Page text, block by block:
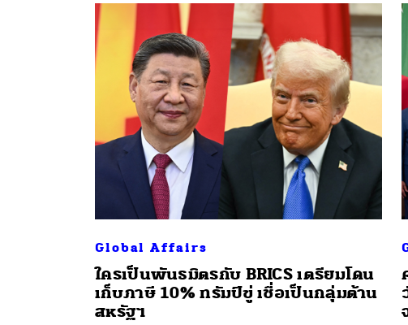
Global Affairs
ใครเป็นพันธมิตรกับ BRICS เตรียมโดน
เก็บภาษี 10% ทรัมป์ขู่ เชื่อเป็นกลุ่มต้าน
สหรัฐฯ